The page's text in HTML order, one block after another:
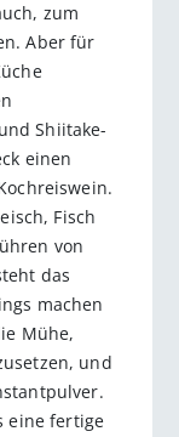
zum
Aber für
Shiitake-
einen
Fisch
von
das
machen
Mühe,
und
eine fertige